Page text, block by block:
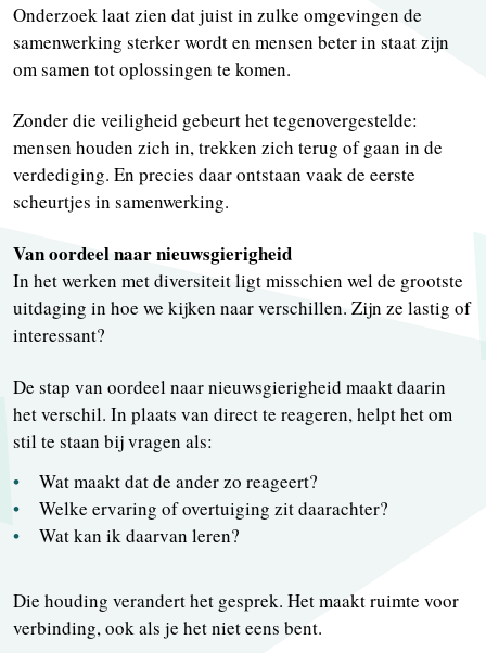
Onderzoek laat zien dat juist in zulke omgevingen de
samenwerking sterker wordt en mensen beter in staat zijn
om samen tot oplossingen te komen.
Zonder die veiligheid gebeurt het tegenovergestelde:
mensen houden zich in, trekken zich terug of gaan in de
verdediging. En precies daar ontstaan vaak de eerste
scheurtjes in samenwerking.
Van oordeel naar nieuwsgierigheid
In het werken met diversiteit ligt misschien wel de grootste
uitdaging in hoe we kijken naar verschillen. Zijn ze lastig of
interessant?
De stap van oordeel naar nieuwsgierigheid maakt daarin
het verschil. In plaats van direct te reageren, helpt het om
stil te staan bij vragen als:
Wat maakt dat de ander zo reageert?
Welke ervaring of overtuiging zit daarachter?
Wat kan ik daarvan leren?
Die houding verandert het gesprek. Het maakt ruimte voor
verbinding, ook als je het niet eens bent.